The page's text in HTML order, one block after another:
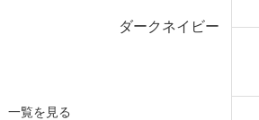
一覧を見る
ダークネイビー